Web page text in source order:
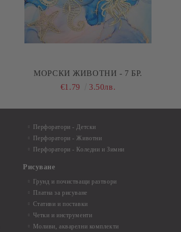
МОРСКИ ЖИВОТНИ - 7 БР.
€1.79
3.50лв.
Перфоратори - Детски
Перфоратори - Животни
Перфоратори - Коледни и Зимни
Рисуване
Грунд и почистващи разтвори
Платна за рисуване
Стативи и поставки
Четки и инструменти
Моливи, акварелни комплекти